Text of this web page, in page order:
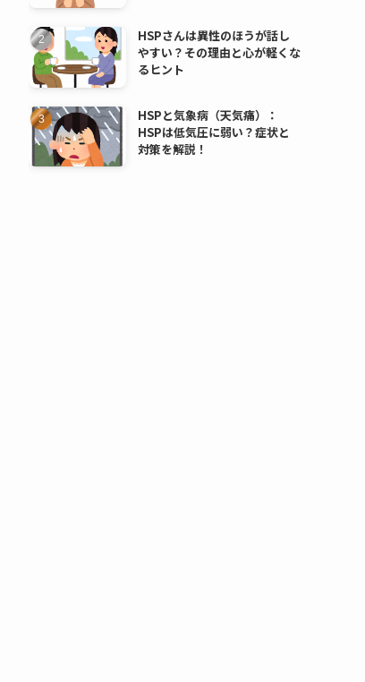
HSPさんは異性のほうが話し
やすい？その理由と心が軽くな
るヒント
HSPと気象病（天気痛）：
HSPは低気圧に弱い？症状と
対策を解説！